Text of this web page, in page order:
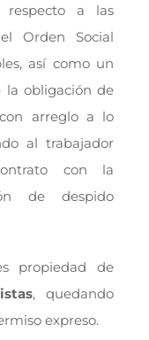
respecto a las
Orden Social
así como un
la obligación de
arreglo a lo
al trabajador
con la
de despido
propiedad de
, quedando
expreso.